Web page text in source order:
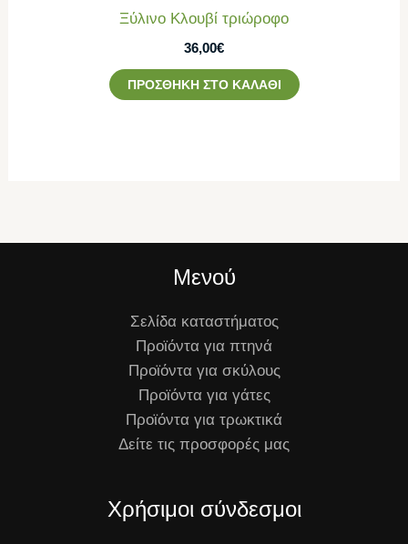
Ξύλινο Κλουβί τριώροφο
36,00€
ΠΡΟΣΘΉΚΗ ΣΤΟ ΚΑΛΆΘΙ
Μενού
Σελίδα καταστήματος
Προϊόντα για πτηνά
Προϊόντα για σκύλους
Προϊόντα για γάτες
Προϊόντα για τρωκτικά
Δείτε τις προσφορές μας
Χρήσιμοι σύνδεσμοι